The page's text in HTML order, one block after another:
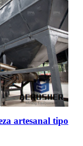
artesanal tipo